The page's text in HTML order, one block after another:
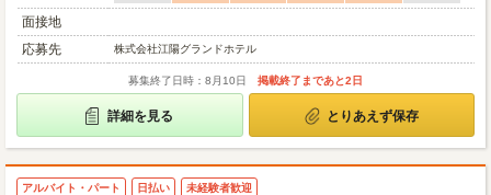
面接地
応募先
株式会社江陽グランドホテル
募集終了日時：8月10日 掲載終了まであと2日
詳細を見る とりあえず保存
アルバイト・パート 日払い 未経験者歓迎